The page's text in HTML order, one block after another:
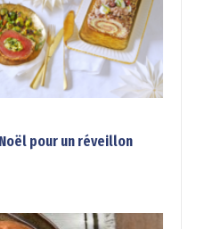
pour un réveillon